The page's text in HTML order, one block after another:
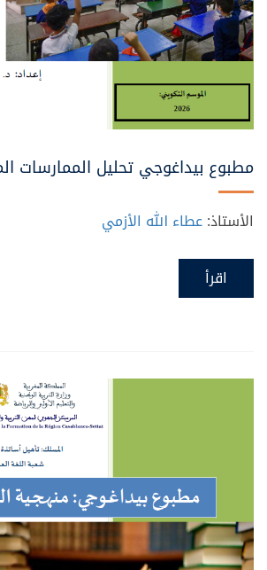
مطبوع بيداغوجي تحليل الممارسات
الأستاذ:عطاء الله الأزمي
اقرأ